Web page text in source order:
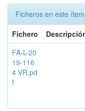
Ficheros en este
Fichero
FA-L-20
19-116
4 VR.pd
f